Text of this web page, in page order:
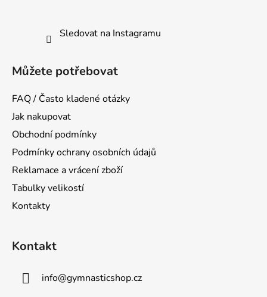
Sledovat na Instagramu
Můžete potřebovat
FAQ / Často kladené otázky
Jak nakupovat
Obchodní podmínky
Podmínky ochrany osobních údajů
Reklamace a vrácení zboží
Tabulky velikostí
Kontakty
Kontakt
info@gymnasticshop.cz